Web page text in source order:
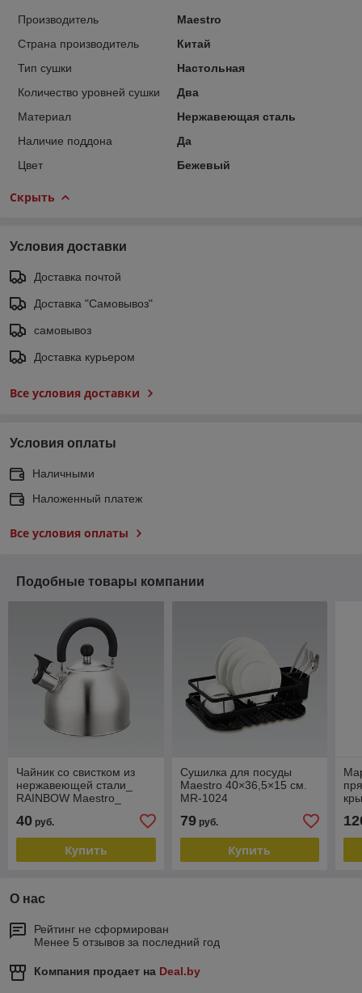
Производитель
Maestro
Страна производитель
Китай
Тип сушки
Настольная
Количество уровней сушки
Два
Материал
Нержавеющая сталь
Наличие поддона
Да
Цвет
Бежевый
Скрыть
Условия доставки
Доставка почтой
Доставка "Самовывоз"
самовывоз
Доставка курьером
Все условия доставки
Условия оплаты
Наличными
Наложенный платеж
Все условия оплаты
Подобные товары компании
Чайник со свистком из
нержавеющей стали_
RAINBOW Maestro_
40 руб.
Купить
Сушилка для посуды
Maestro 40×36,5×15 см.
MR-1024
79руб.
Купить
74
О нас
Рейтинг не сформирован
Менее 5 отзывов за последний год
Компания продает на Deal.by